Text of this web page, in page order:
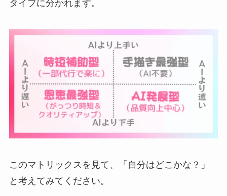
タイプに分かれます。
このマトリックスを見て、「自分はどこかな？」
と考えてみてください。